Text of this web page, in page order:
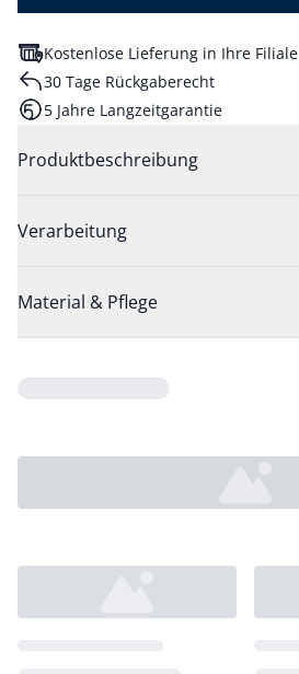
Kostenlose Lieferung in Ihre Filiale
30 Tage Rückgaberecht
5 Jahre Langzeitgarantie
Produktbeschreibung
Verarbeitung
Material & Pflege